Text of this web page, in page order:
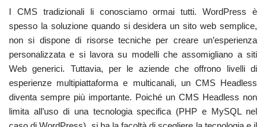
I CMS tradizionali li conosciamo ormai tutti. WordPress è
spesso la soluzione quando si desidera un sito web semplice,
non si dispone di risorse tecniche per creare un’esperienza
personalizzata e si lavora su modelli che assomigliano a siti
Web generici. Tuttavia, per le aziende che offrono livelli di
esperienze multipiattaforma e multicanali, un CMS Headless
diventa sempre più importante. Poiché un CMS Headless non
limita all’uso di una tecnologia specifica (PHP e MySQL nel